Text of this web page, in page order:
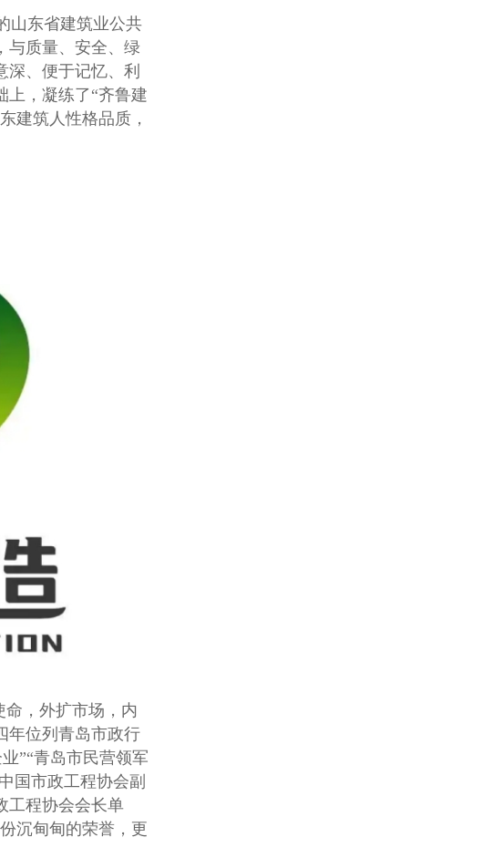
东省建筑业公共
与质量、安全、绿
、便于记忆、利
上，凝练了“齐鲁建
建筑人性格品质，
，外扩市场，内
年位列青岛市政行
”“青岛市民营领军
国市政工程协会副
工程协会会长单
沉甸甸的荣誉，更